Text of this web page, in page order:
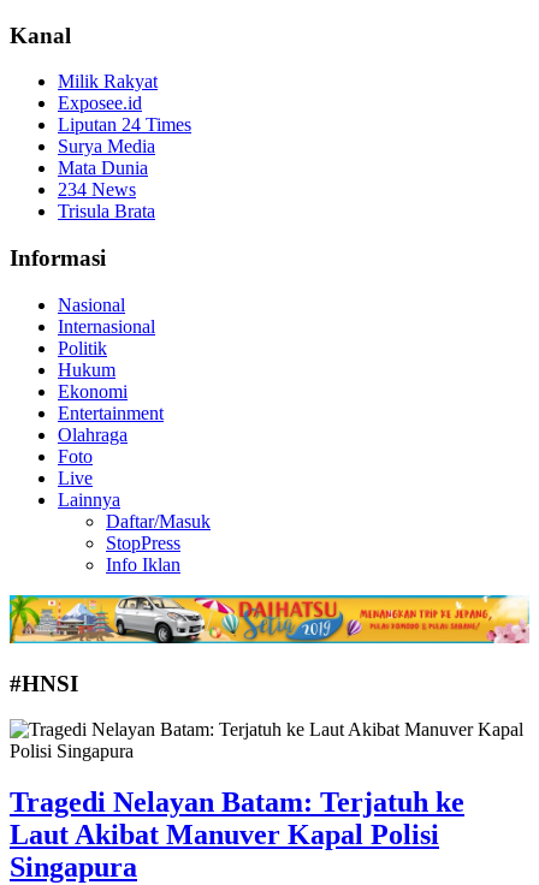
Kanal
Milik Rakyat
Exposee.id
Liputan 24 Times
Surya Media
Mata Dunia
234 News
Trisula Brata
Informasi
Nasional
Internasional
Politik
Hukum
Ekonomi
Entertainment
Olahraga
Foto
Live
Lainnya
Daftar/Masuk
StopPress
Info Iklan
#HNSI
Tragedi Nelayan Batam: Terjatuh ke
Laut Akibat Manuver Kapal Polisi
Singapura